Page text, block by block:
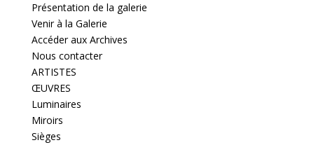
Présentation de la galerie
Venir à la Galerie
Accéder aux Archives
Nous contacter
ARTISTES
ŒUVRES
Luminaires
Miroirs
Sièges